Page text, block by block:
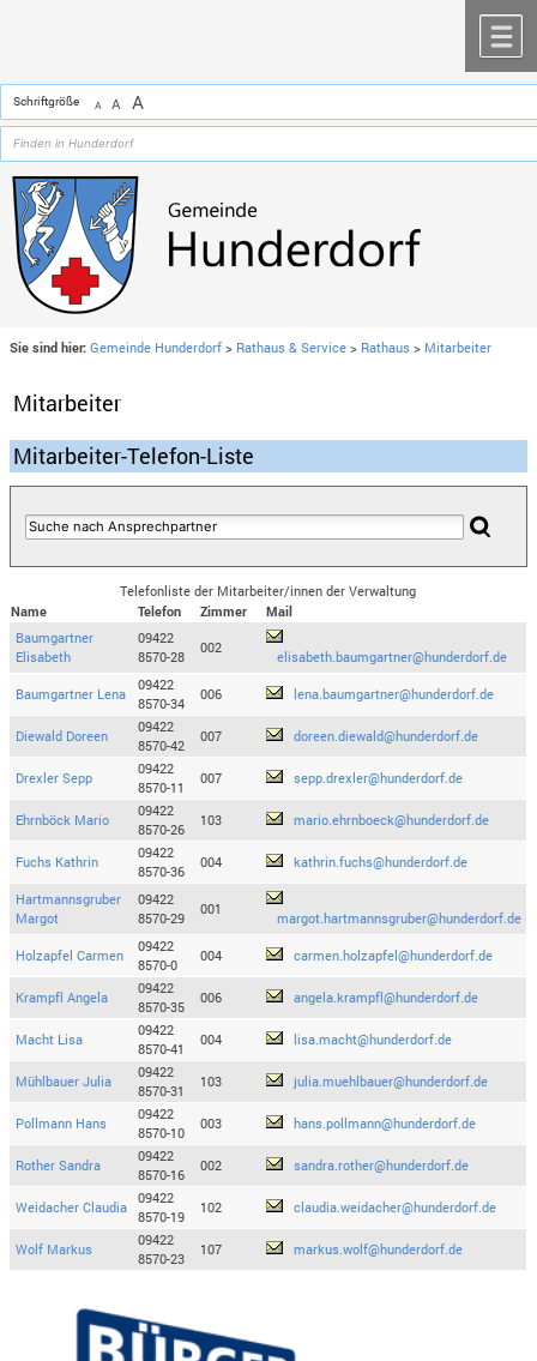
Schriftgröße A A A
Sie sind hier: Gemeinde Hunderdorf > Rathaus & Service > Rathaus > Mitarbeiter
Mitarbeiter
Mitarbeiter-Telefon-Liste
Telefonliste der Mitarbeiter/innen der Verwaltung
Name
Telefon Zimmer
Mail
Baumgartner
Elisabeth
09422
8570-28
002
elisabeth.baumgartner@hunderdorf.de
Baumgartner Lena
09422
8570-34
006 lena.baumgartner@hunderdorf.de
Diewald Doreen
09422
8570-42
007 doreen.diewald@hunderdorf.de
Drexler Sepp
09422
8570-11
007 sepp.drexler@hunderdorf.de
Ehrnböck Mario
09422
8570-26
103 mario.ehrnboeck@hunderdorf.de
Fuchs Kathrin
09422
8570-36
004 kathrin.fuchs@hunderdorf.de
Hartmannsgruber
Margot
09422
8570-29
001
margot.hartmannsgruber@hunderdorf.de
Holzapfel Carmen
09422
8570-0
004 carmen.holzapfel@hunderdorf.de
Krampfl Angela
09422
8570-35
006 angela.krampfl@hunderdorf.de
Macht Lisa
09422
8570-41
004 lisa.macht@hunderdorf.de
Mühlbauer Julia
09422
8570-31
103 julia.muehlbauer@hunderdorf.de
Pollmann Hans
09422
8570-10
003 hans.pollmann@hunderdorf.de
Rother Sandra
09422
8570-16
002 sandra.rother@hunderdorf.de
Weidacher Claudia
09422
8570-19
102 claudia.weidacher@hunderdorf.de
Wolf Markus
09422
8570-23
107 markus.wolf@hunderdorf.de